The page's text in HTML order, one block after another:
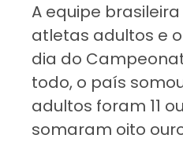
A equipe
atletas adultos e
dia do
todo, o país
adultos foram 11
somaram oito